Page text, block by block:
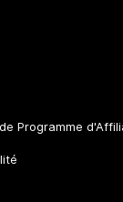
Programme